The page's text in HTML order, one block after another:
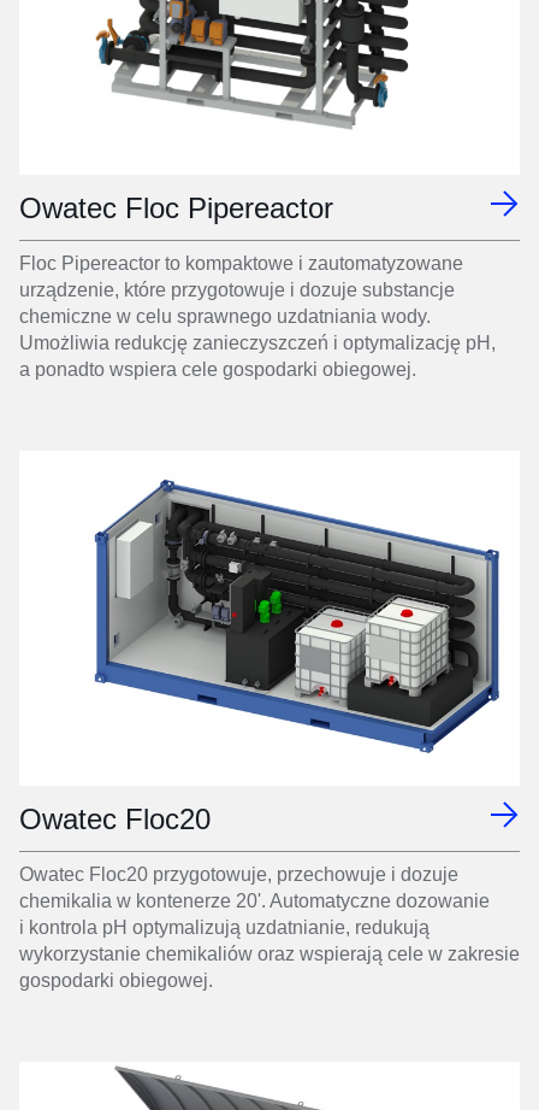
Owatec Floc Pipereactor
Floc Pipereactor to kompaktowe i zautomatyzowane
urządzenie, które przygotowuje i dozuje substancje
chemiczne w celu sprawnego uzdatniania wody.
Umożliwia redukcję zanieczyszczeń i optymalizację pH,
a ponadto wspiera cele gospodarki obiegowej.
Owatec Floc20
Owatec Floc20 przygotowuje, przechowuje i dozuje
chemikalia w kontenerze 20'. Automatyczne dozowanie
i kontrola pH optymalizują uzdatnianie, redukują
wykorzystanie chemikaliów oraz wspierają cele w zakresie
gospodarki obiegowej.